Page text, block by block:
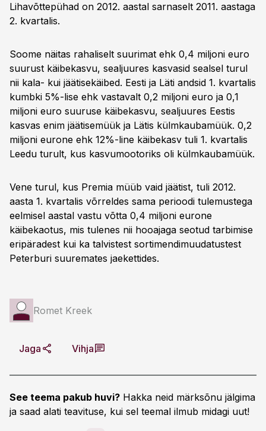
Lihavõttepühad on 2012. aastal sarnaselt 2011. aastaga
2. kvartalis.
Soome näitas rahaliselt suurimat ehk 0,4 miljoni euro
suurust käibekasvu, sealjuures kasvasid sealsel turul
nii kala- kui jäätisekäibed. Eesti ja Läti andsid 1. kvartalis
kumbki 5%-lise ehk vastavalt 0,2 miljoni euro ja 0,1
miljoni euro suuruse käibekasvu, sealjuures Eestis
kasvas enim jäätisemüük ja Lätis külmkaubamüük. 0,2
miljoni eurone ehk 12%-line käibekasv tuli 1. kvartalis
Leedu turult, kus kasvumootoriks oli külmkaubamüük.
Vene turul, kus Premia müüb vaid jäätist, tuli 2012.
aasta 1. kvartalis võrreldes sama perioodi tulemustega
eelmisel aastal vastu võtta 0,4 miljoni eurone
käibekaotus, mis tulenes nii hooajaga seotud tarbimise
eripäradest kui ka talvistest sortimendimuudatustest
Peterburi suuremates jaekettides.
Romet Kreek
Jaga Vihja
See teema pakub huvi? Hakka neid märksõnu jälgima
ja saad alati teavituse, kui sel teemal ilmub midagi uut!